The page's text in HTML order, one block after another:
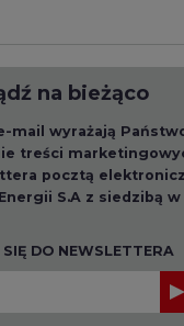
na bieżąco
mail wyrażają
treści
pocztą
S.A z siedzibą w
DO NEWSLETTERA